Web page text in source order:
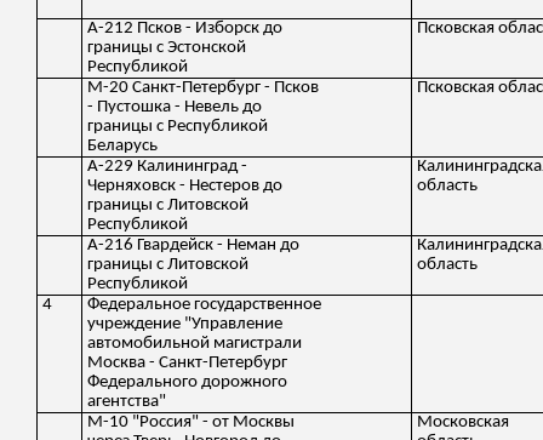
А-212 Псков - Изборск до
границы с Эстонской
Республикой
Псковская
М-20 Санкт-Петербург - Псков
- Пустошка - Невель до
границы с Республикой
Беларусь
Псковская
А-229 Калининград -
Черняховск - Нестеров до
границы с Литовской
Республикой
область
А-216 Гвардейск - Неман до
границы с Литовской
Республикой
область
4
Федеральное государственное
учреждение "Управление
автомобильной магистрали
Москва - Санкт-Петербург
Федерального дорожного
агентства"
М-10 "Россия" - от Москвы
Московская